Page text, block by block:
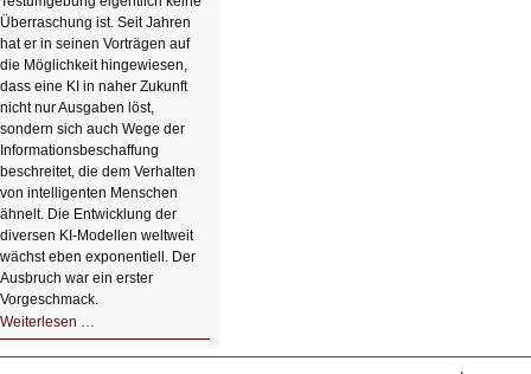
Überraschung ist. Seit Jahren
hat er in seinen Vorträgen auf
die Möglichkeit hingewiesen,
dass eine KI in naher Zukunft
nicht nur Ausgaben löst,
sondern sich auch Wege der
Informationsbeschaffung
beschreitet, die dem Verhalten
von intelligenten Menschen
ähnelt. Die Entwicklung der
diversen KI-Modellen weltweit
wächst eben exponentiell. Der
Ausbruch war ein erster
Vorgeschmack.
Weiterlesen …
Der